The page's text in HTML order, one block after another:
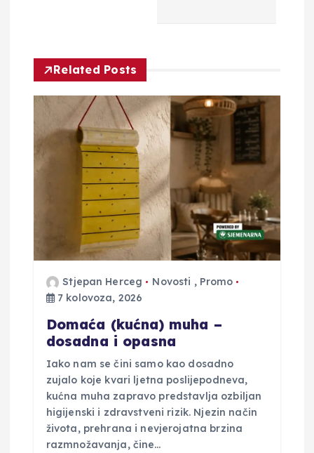
c
a
b
Related Posts
Stjepan Herceg Novosti , Promo
7 kolovoza, 2026
Domaća (kućna) muha –
dosadna i opasna
Iako nam se čini samo kao dosadno
zujalo koje kvari ljetna poslijepodneva,
kućna muha zapravo predstavlja ozbiljan
higijenski i zdravstveni rizik. Njezin način
života, prehrana i nevjerojatna brzina
razmnožavanja, čine…